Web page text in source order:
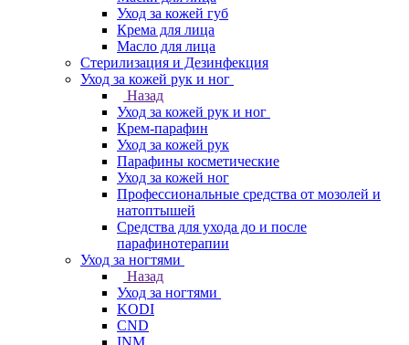
Уход за кожей губ
Крема для лица
Масло для лица
Стерилизация и Дезинфекция
Уход за кожей рук и ног
Назад
Уход за кожей рук и ног
Крем-парафин
Уход за кожей рук
Парафины косметические
Уход за кожей ног
Профессиональные средства от мозолей и
натоптышей
Средства для ухода до и после
парафинотерапии
Уход за ногтями
Назад
Уход за ногтями
KODI
CND
INM